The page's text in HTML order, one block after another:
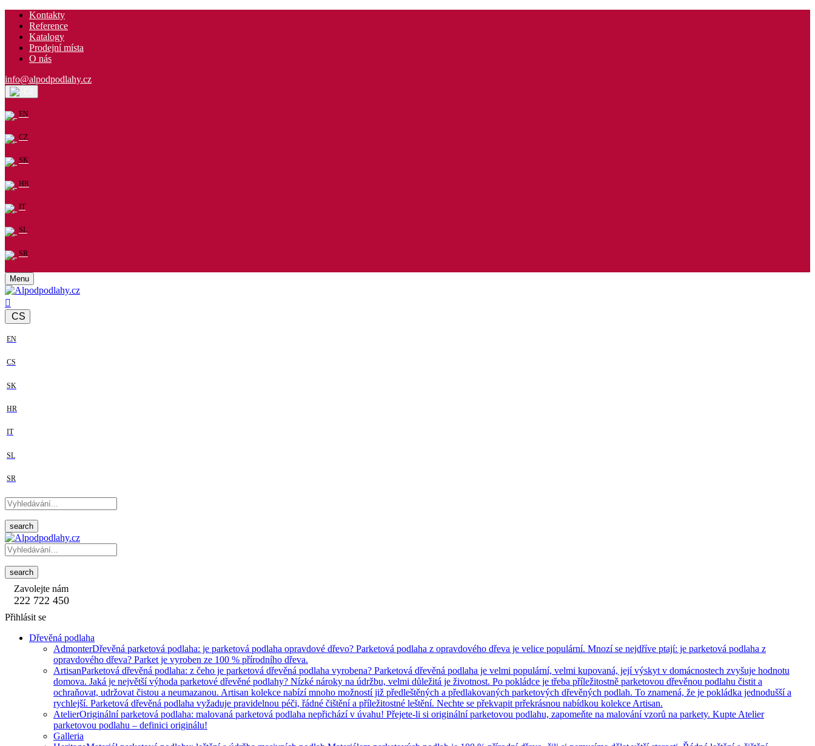
Kontakty
Reference
Katalogy
Prodejní místa
O nás
info@alpodpodlahy.cz
EN
CZ
SK
HR
IT
SL
SR
Menu
CS
EN
CS
SK
HR
IT
SL
SR
search
search
Zavolejte nám
222 722 450
Přihlásit se
Dřevěná podlaha
AdmonterDřevěná parketová podlaha: je parketová podlaha opravdové dřevo? Parketová podlaha z opravdového dřeva je velice populární. Mnozí se nejdříve ptají: je parketová podlaha z
opravdového dřeva? Parket je vyroben ze 100 % přírodního dřeva.
ArtisanParketová dřevěná podlaha: z čeho je parketová dřevěná podlaha vyrobena? Parketová dřevěná podlaha je velmi populární, velmi kupovaná, její výskyt v domácnostech zvyšuje hodnotu
domova. Jaká je největší výhoda parketové dřevěné podlahy? Nízké nároky na údržbu, velmi důležitá je životnost. Po pokládce je třeba příležitostně parketovou dřevěnou podlahu čistit a
ochraňovat, udržovat čistou a neumazanou. Artisan kolekce nabízí mnoho možností již předleštěných a předlakovaných parketových dřevěných podlah. To znamená, že je pokládka jednodušší a
rychlejší. Parketová dřevěná podlaha vyžaduje pravidelnou péči, řádné čištění a příležitostné leštění. Nechte se překvapit prřekrásnou nabídkou kolekce Artisan.
AtelierOriginální parketová podlaha: malovaná parketová podlaha nepřichází v úvahu! Přejete-li si originální parketovou podlahu, zapomeňte na malování vzorů na parkety. Kupte Atelier
parketovou podlahu – definici originálu!
Galleria